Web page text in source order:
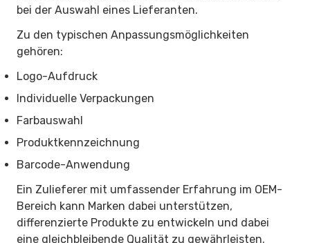
bei der Auswahl eines Lieferanten.
Zu den typischen Anpassungsmöglichkeiten
gehören:
Logo-Aufdruck
Individuelle Verpackungen
Farbauswahl
Produktkennzeichnung
Barcode-Anwendung
Ein Zulieferer mit umfassender Erfahrung im OEM-
Bereich kann Marken dabei unterstützen,
differenzierte Produkte zu entwickeln und dabei
eine gleichbleibende Qualität zu gewährleisten.